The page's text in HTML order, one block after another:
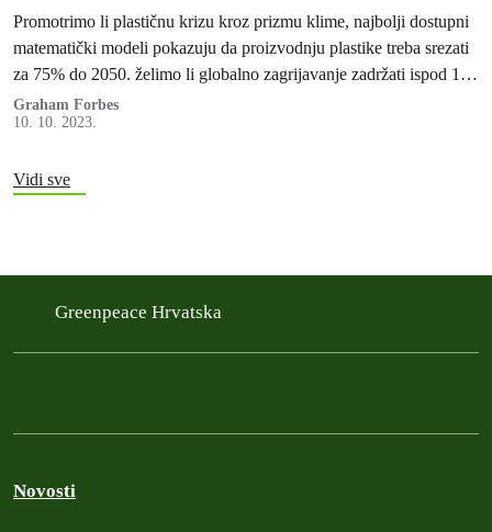
Promotrimo li plastičnu krizu kroz prizmu klime, najbolji dostupni
matematički modeli pokazuju da proizvodnju plastike treba srezati
za 75% do 2050. želimo li globalno zagrijavanje zadržati ispod 1,5
°C i time spriječiti najgore posljedice brzog zagrijavanja planeta.
Graham Forbes
10. 10. 2023.
Vidi sve
Greenpeace Hrvatska
Novosti